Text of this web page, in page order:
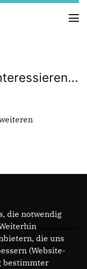
die notwendig
die uns
(Website-
bestimmter